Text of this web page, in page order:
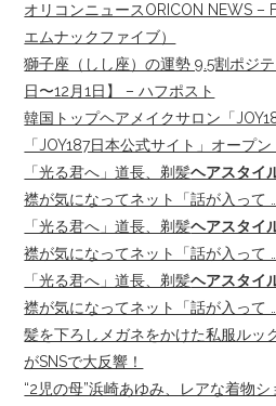
オリコンニュースORICON NEWS –
エムナックファイブ）
獅子座（しし座）の運勢 9.5割ポジ
日〜12月1日】 – ハフポスト
韓国トップヘアメイクサロン「
「JOY187日本公式サイト」オープン …
「光る君へ」道長、剃髪ヘアスタイ
襟が気になってネット「話が入って …
「光る君へ」道長、剃髪ヘアスタイ
襟が気になってネット「話が入って …
「光る君へ」道長、剃髪ヘアスタイ
襟が気になってネット「話が入って …
髪を下ろしメガネをかけた私服ルッ
がSNSで大反響！
“2児の母”浜崎あゆみ、レアな着物